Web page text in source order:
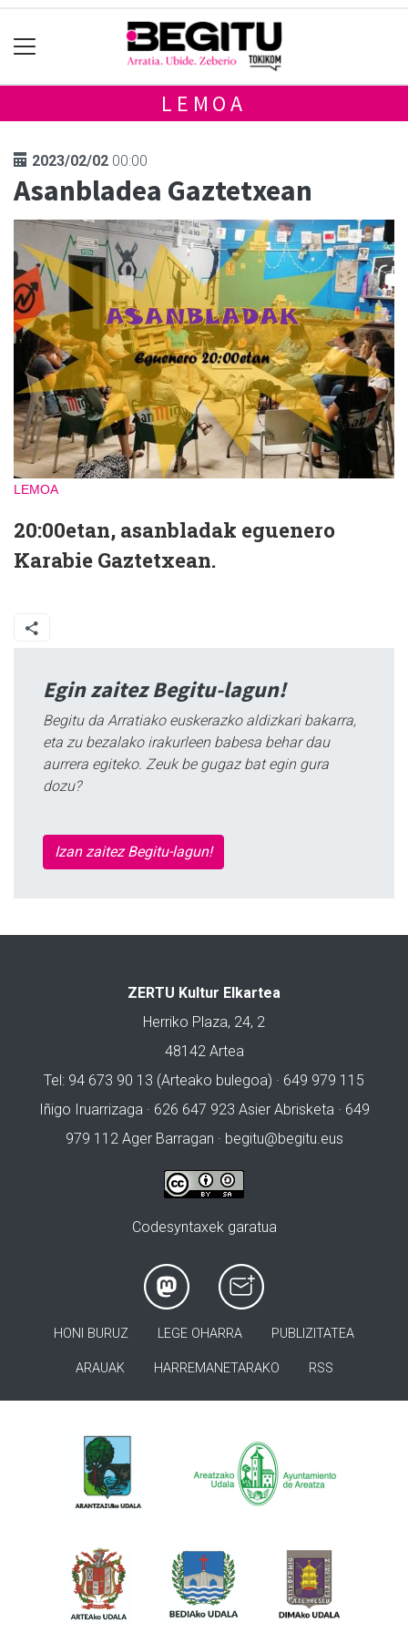
LEMOA
2023/02/02 00:00
Asanbladea Gaztetxean
LEMOA
20:00etan, asanbladak eguenero
Karabie Gaztetxean.
Egin zaitez Begitu-lagun!
Begitu da Arratiako euskerazko aldizkari bakarra,
eta zu bezalako irakurleen babesa behar dau
aurrera egiteko. Zeuk be gugaz bat egin gura
dozu?
Izan zaitez Begitu-lagun!
ZERTU Kultur Elkartea
Herriko Plaza, 24, 2
48142 Artea
Tel: 94 673 90 13 (Arteako bulegoa) · 649 979 115
Iñigo Iruarrizaga · 626 647 923 Asier Abrisketa · 649
979 112 Ager Barragan · begitu@begitu.eus
Codesyntaxek garatua
HONI BURUZ LEGE OHARRA PUBLIZITATEA
ARAUAK HARREMANETARAKO RSS